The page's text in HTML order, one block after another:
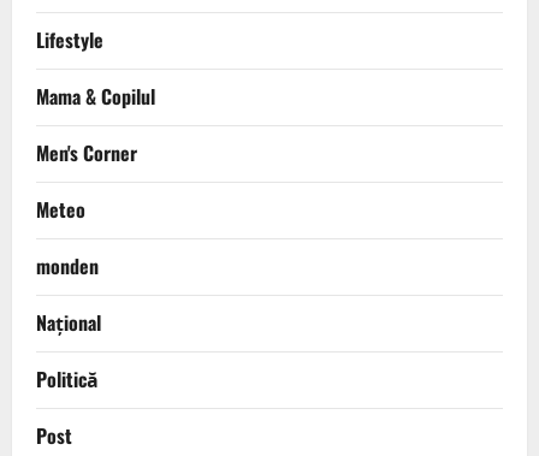
Lifestyle
Mama & Copilul
Men's Corner
Meteo
monden
Național
Politică
Post